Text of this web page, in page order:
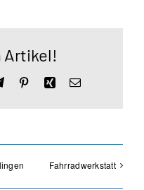
Artikel!
TelegramPinterestXingE-
Fahrradwerkstatt